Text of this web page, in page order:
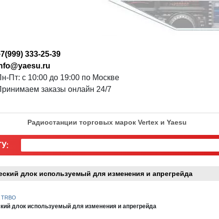
333-25-39
Пт: с 10:00 до 19:00 по Москве
заказы онлайн 24/7
Радиостанции торговых марок Vertex и Yaesu
длок используемый для изменения и апрегрейда
длок используемый для изменения и апрегрейда